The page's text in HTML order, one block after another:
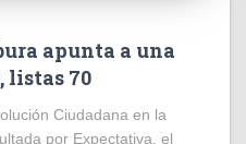
apunta a una
listas 70
Ciudadana en la
por Expectativa, el